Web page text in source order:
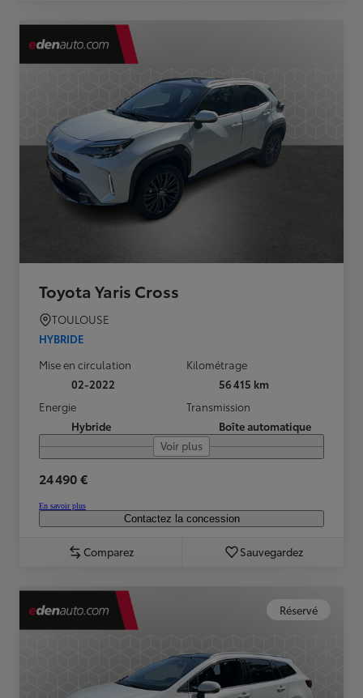
Toyota Yaris Cross
TOULOUSE
HYBRIDE
Mise en circulation
02-2022
Kilométrage
56 415 km
Energie
Hybride
Transmission
Boîte automatique
Voir plus
24 490 €
En savoir plus
Contactez la concession
Comparez Sauvegardez
Réservé